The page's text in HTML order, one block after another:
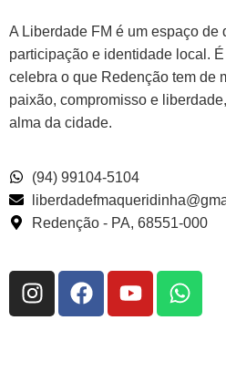
A Liberdade FM é um espaço de
participação e identidade local.
celebra o que Redenção tem de
paixão, compromisso e
alma da cidade.
(94) 99104-5104
Redenção - PA, 68551-000